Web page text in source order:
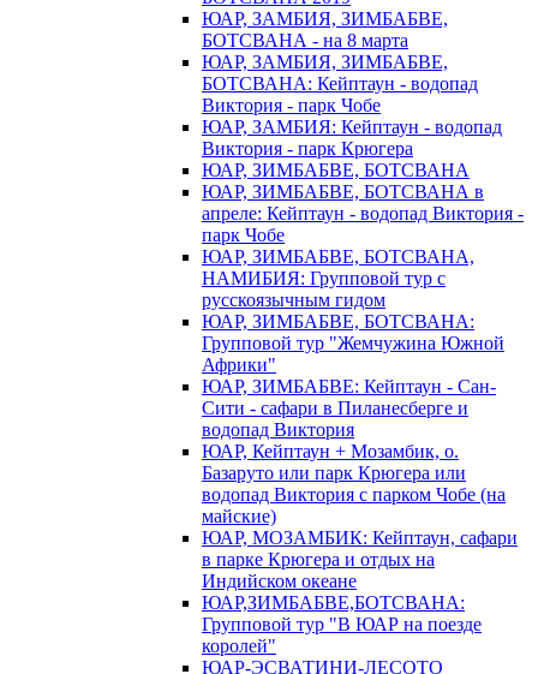
ЮАР, ЗАМБИЯ, ЗИМБАБВЕ,
БОТСВАНА - на 8 марта
ЮАР, ЗАМБИЯ, ЗИМБАБВЕ,
БОТСВАНА: Кейптаун - водопад
Виктория - парк Чобе
ЮАР, ЗАМБИЯ: Кейптаун - водопад
Виктория - парк Крюгера
ЮАР, ЗИМБАБВЕ, БОТСВАНА
ЮАР, ЗИМБАБВЕ, БОТСВАНА в
апреле: Кейптаун - водопад Виктория -
парк Чобе
ЮАР, ЗИМБАБВЕ, БОТСВАНА,
НАМИБИЯ: Групповой тур с
русскоязычным гидом
ЮАР, ЗИМБАБВЕ, БОТСВАНА:
Групповой тур "Жемчужина Южной
Африки"
ЮАР, ЗИМБАБВЕ: Кейптаун - Сан-
Сити - сафари в Пиланесберге и
водопад Виктория
ЮАР, Кейптаун + Мозамбик, о.
Базаруто или парк Крюгера или
водопад Виктория с парком Чобе (на
майские)
ЮАР, МОЗАМБИК: Кейптаун, сафари
в парке Крюгера и отдых на
Индийском океане
ЮАР,ЗИМБАБВЕ,БОТСВАНА:
Групповой тур "В ЮАР на поезде
королей"
ЮАР-ЭСВАТИНИ-ЛЕСОТО